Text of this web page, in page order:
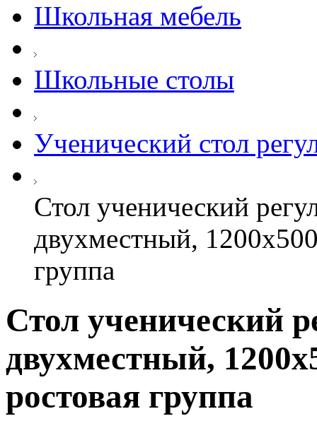
Школьная мебель
Школьные столы
Ученический стол
Стол ученический
двухместный,
группа
Стол ученический
двухместный,
ростовая группа